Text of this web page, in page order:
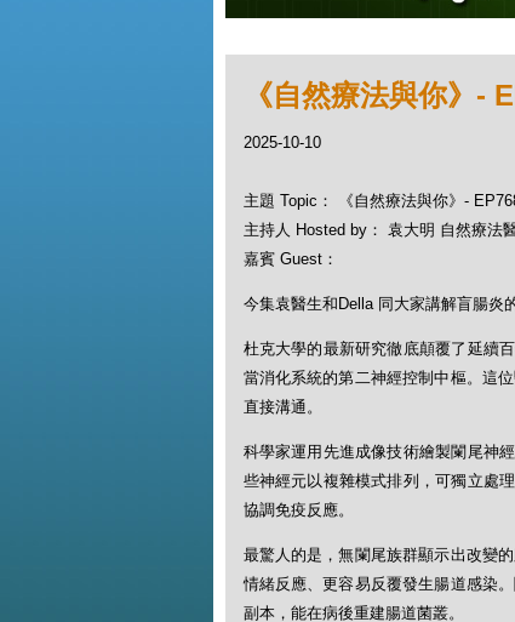
《自然療法與你》-
2025-10-10
主題 Topic： 《自然療法與你》-
主持人 Hosted by： 袁大明 自然療法
嘉賓 Guest：
今集袁醫生和Della 同大家講解盲腸炎
杜克大學的最新研究徹底顛覆了延續
當消化系統的第二神經控制中樞。這
直接溝通。
科學家運用先進成像技術繪製闌尾神
些神經元以複雜模式排列，可獨立處
協調免疫反應。
最驚人的是，無闌尾族群顯示出改變
情緒反應、更容易反覆發生腸道感染
副本，能在病後重建腸道菌叢。